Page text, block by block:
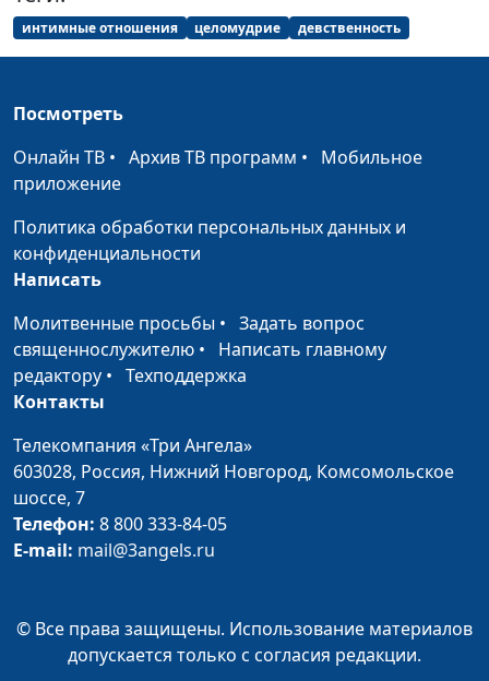
зависимость или
данность жизни?
Иван Соклаков,
психолог
настроение
Обсессивно-
расстройство: как
справиться?
психолог
нашу жизнь
Иван Соклаков,
психолог
Брак по расчету или по
стремиться?
Как не потерять себя в
партнёре?
психика и эмоции?
Айгуль Иншакова,
психолог, тренер
интимные отношения целомудрие девственность
Посмотреть
Онлайн ТВ • Архив ТВ программ • Мобильное
приложение
Политика обработки персональных данных и
конфиденциальности
Написать
Молитвенные просьбы • Задать вопрос
священнослужителю • Написать главному
редактору • Техподдержка
Контакты
Телекомпания «Три Ангела»
603028, Россия, Нижний Новгород, Комсомольское
шоссе, 7
Телефон: 8 800 333-84-05
E-mail: mail@3angels.ru
© Все права защищены. Использование материалов
допускается только с согласия редакции.